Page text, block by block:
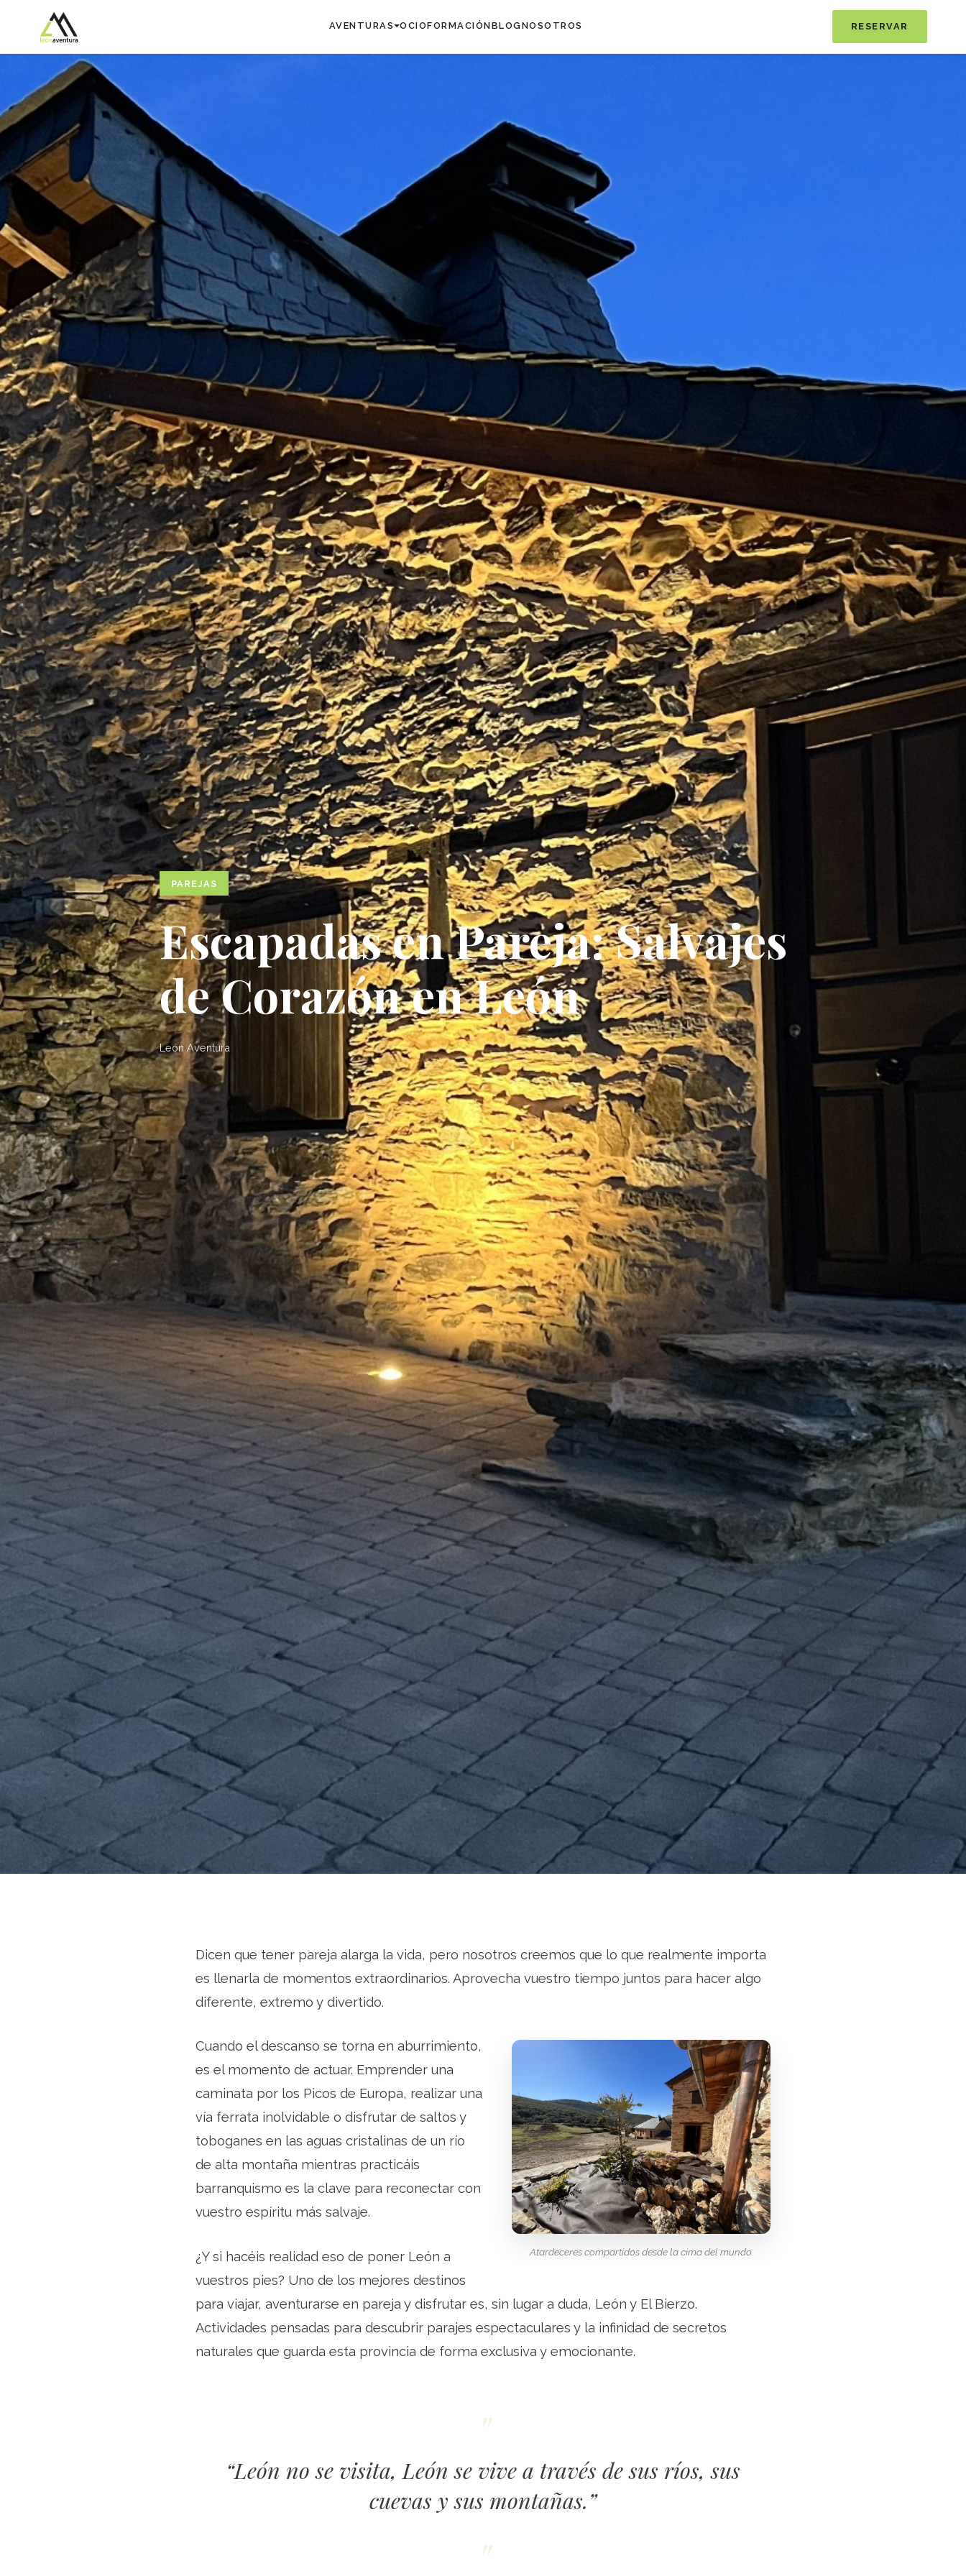
AVENTURAS OCIOFORMACIÓNBLOGNOSOTROS RESERVAR
PAREJAS
Escapadas en Pareja: Salvajes
de Corazón en León
León Aventura
Dicen que tener pareja alarga la vida, pero nosotros creemos que lo que realmente importa
es llenarla de momentos extraordinarios. Aprovecha vuestro tiempo juntos para hacer algo
diferente, extremo y divertido.
Atardeceres compartidos desde la cima del mundo.
Cuando el descanso se torna en aburrimiento,
es el momento de actuar. Emprender una
caminata por los Picos de Europa, realizar una
vía ferrata inolvidable o disfrutar de saltos y
toboganes en las aguas cristalinas de un río
de alta montaña mientras practicáis
barranquismo es la clave para reconectar con
vuestro espíritu más salvaje.
¿Y si hacéis realidad eso de poner León a
vuestros pies? Uno de los mejores destinos
para viajar, aventurarse en pareja y disfrutar es, sin lugar a duda, León y El Bierzo.
Actividades pensadas para descubrir parajes espectaculares y la infinidad de secretos
naturales que guarda esta provincia de forma exclusiva y emocionante.
“León no se visita, León se vive a través de sus ríos, sus
cuevas y sus montañas.”